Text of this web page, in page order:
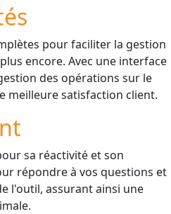
pour faciliter la gestion
encore. Avec une interface
des opérations sur le
meilleure satisfaction client.
sa réactivité et son
répondre à vos questions et
l'outil, assurant ainsi une